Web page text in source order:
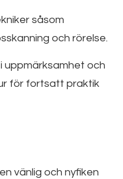
såsom
och rörelse.
uppmärksamhet och
för fortsatt praktik
vänlig och nyfiken